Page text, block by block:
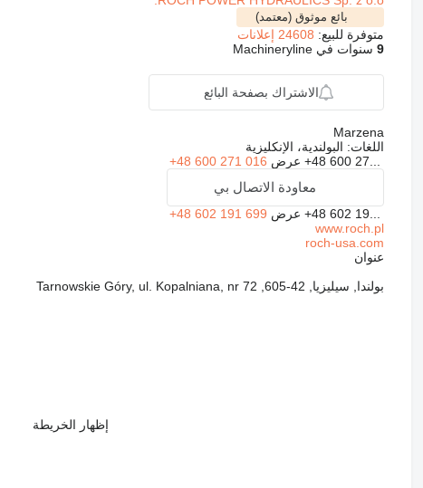
بائع موثوق (معتمد)
متوفرة للبيع: 24608 إعلانات
9سنوات في Machineryline
الاشتراك بصفحة البائع
Marzena
اللغات: البولندية، الإنكليزية
+48 600 27... عرض +48 600 271 016
معاودة الاتصال بي
+48 602 19... عرض +48 602 191 699
www.roch.pl
roch-usa.com
عنوان
بولندا, سيليزيا, 42-605, Tarnowskie Góry, ul. Kopalniana, nr 72
إظهار الخريطة